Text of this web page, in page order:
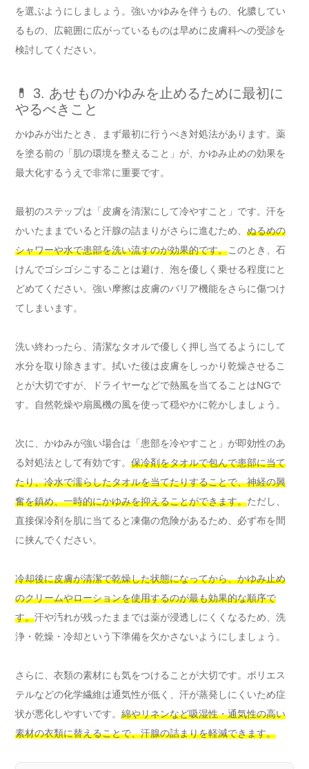
を選ぶようにしましょう。強いかゆみを伴うもの、化膿してい
るもの、広範囲に広がっているものは早めに皮膚科への受診を
検討してください。
💊 3. あせものかゆみを止めるために最初に
やるべきこと
かゆみが出たとき、まず最初に行うべき対処法があります。薬
を塗る前の「肌の環境を整えること」が、かゆみ止めの効果を
最大化するうえで非常に重要です。
最初のステップは「皮膚を清潔にして冷やすこと」です。汗を
かいたままでいると汗腺の詰まりがさらに進むため、 ぬるめの
シャワーや水で患部を洗い流すのが効果的です。このとき、石
けんでゴシゴシこすることは避け、泡を優しく乗せる程度にと
どめてください。強い摩擦は皮膚のバリア機能をさらに傷つけ
てしまいます。
洗い終わったら、清潔なタオルで優しく押し当てるようにして
水分を取り除きます。拭いた後は皮膚をしっかり乾燥させるこ
とが大切ですが、ドライヤーなどで熱風を当てることはNGで
す。自然乾燥や扇風機の風を使って穏やかに乾かしましょう。
次に、かゆみが強い場合は「患部を冷やすこと」が即効性のあ
る対処法として有効です。 保冷剤をタオルで包んで患部に当て
たり、冷水で濡らしたタオルを当てたりすることで、神経の興
奮を鎮め、一時的にかゆみを抑えることができます。ただし、
直接保冷剤を肌に当てると凍傷の危険があるため、必ず布を間
に挟んでください。
冷却後に皮膚が清潔で乾燥した状態になってから、かゆみ止め
のクリームやローションを使用するのが最も効果的な順序で
す。汗や汚れが残ったままでは薬が浸透しにくくなるため、洗
浄・乾燥・冷却という下準備を欠かさないようにしましょう。
さらに、衣類の素材にも気をつけることが大切です。ポリエス
テルなどの化学繊維は通気性が低く、汗が蒸発しにくいため症
状が悪化しやすいです。 綿やリネンなど吸湿性・通気性の高い
素材の衣類に替えることで、汗腺の詰まりを軽減できます。